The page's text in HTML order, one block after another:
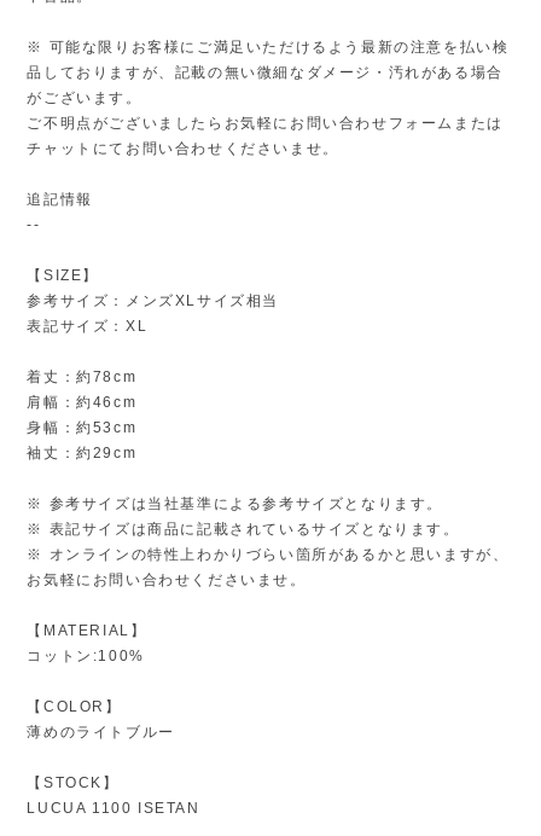
※ 可能な限りお客様にご満足いただけるよう最新の注意を払い検
品しておりますが、記載の無い微細なダメージ・汚れがある場合
がございます。
ご不明点がございましたらお気軽にお問い合わせフォームまたは
チャットにてお問い合わせくださいませ。
追記情報
--
【SIZE】
参考サイズ：メンズXLサイズ相当
表記サイズ：XL
着丈：約78cm
肩幅：約46cm
身幅：約53cm
袖丈：約29cm
※ 参考サイズは当社基準による参考サイズとなります。
※ 表記サイズは商品に記載されているサイズとなります。
※ オンラインの特性上わかりづらい箇所があるかと思いますが、
お気軽にお問い合わせくださいませ。
【MATERIAL】
コットン:100%
【COLOR】
薄めのライトブルー
【STOCK】
LUCUA 1100 ISETAN